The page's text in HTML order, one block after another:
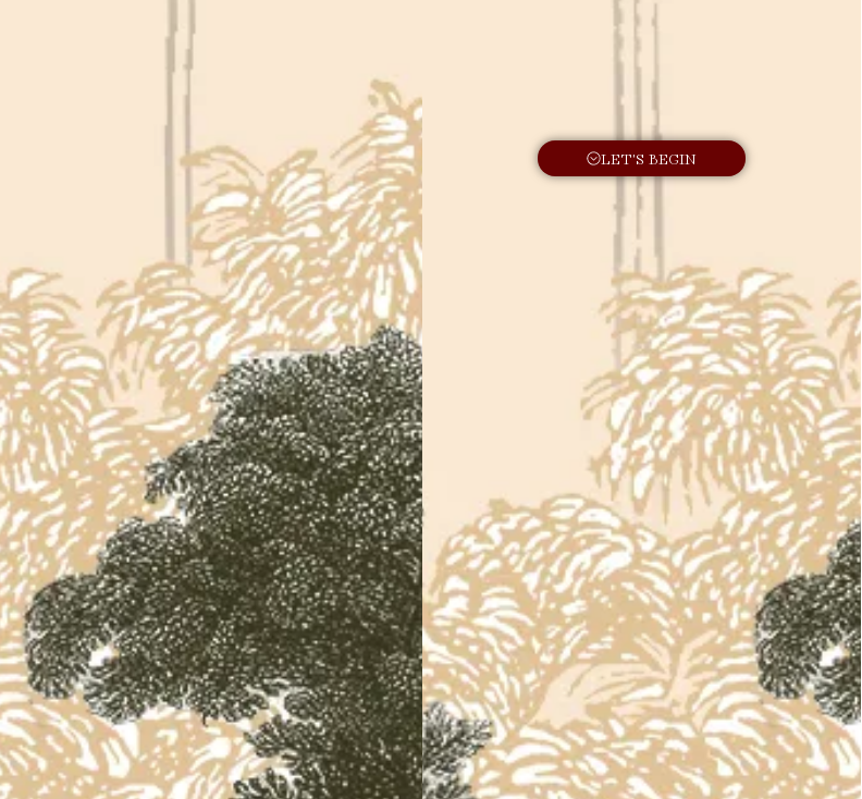
LET'S BEGIN